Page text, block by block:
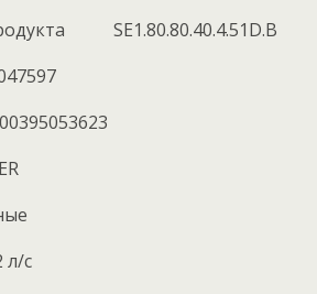
SE1.80.80.40.4.51D.B
л/с